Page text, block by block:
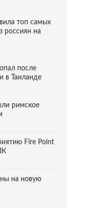
топ самых
россиян на
после
в Таиланде
римское
Fire Point
на новую